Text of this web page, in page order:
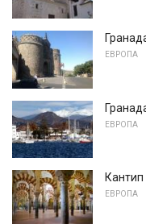
ЕВРОПА
ЕВРОПА
ЕВРОПА